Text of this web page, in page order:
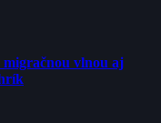
vlnou aj